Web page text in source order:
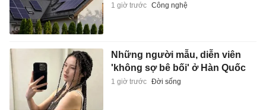
1 giờ trước Công nghệ
Những người mẫu, diễn viên
'không sợ bê bối' ở Hàn Quốc
1 giờ trước Đời sống